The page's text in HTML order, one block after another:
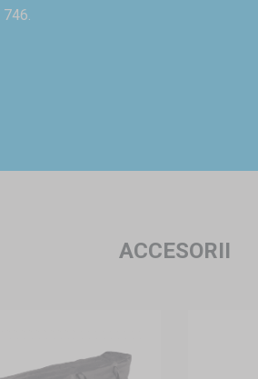
ACCESORII